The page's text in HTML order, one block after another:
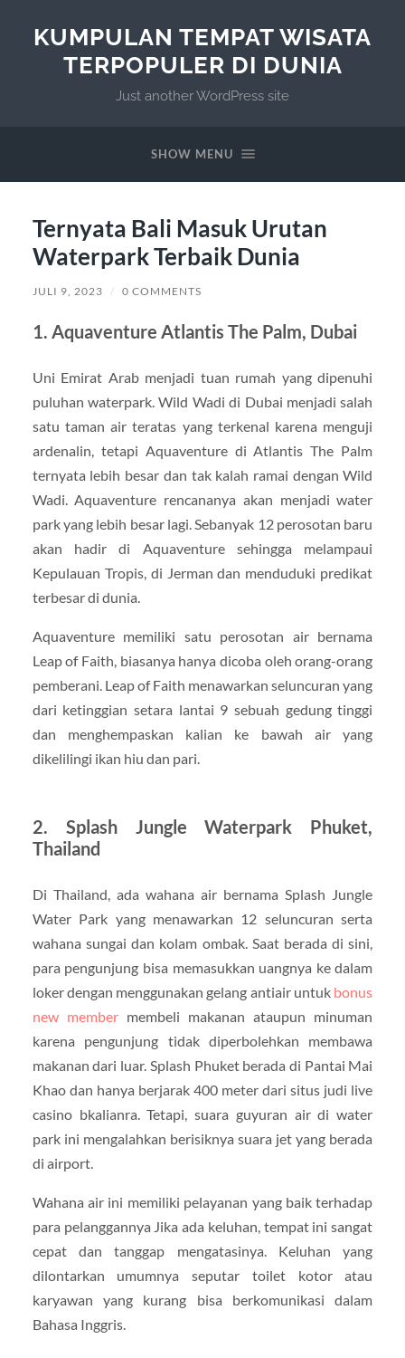
KUMPULAN TEMPAT WISATA
TERPOPULER DI DUNIA
Just another WordPress site
SHOW MENU
Ternyata Bali Masuk Urutan
Waterpark Terbaik Dunia
JULI 9, 2023 / 0 COMMENTS
1. Aquaventure Atlantis The Palm, Dubai
Uni Emirat Arab menjadi tuan rumah yang dipenuhi
puluhan waterpark. Wild Wadi di Dubai menjadi salah
satu taman air teratas yang terkenal karena menguji
ardenalin, tetapi Aquaventure di Atlantis The Palm
ternyata lebih besar dan tak kalah ramai dengan Wild
Wadi. Aquaventure rencananya akan menjadi water
park yang lebih besar lagi. Sebanyak 12 perosotan baru
akan hadir di Aquaventure sehingga melampaui
Kepulauan Tropis, di Jerman dan menduduki predikat
terbesar di dunia.
Aquaventure memiliki satu perosotan air bernama
Leap of Faith, biasanya hanya dicoba oleh orang-orang
pemberani. Leap of Faith menawarkan seluncuran yang
dari ketinggian setara lantai 9 sebuah gedung tinggi
dan menghempaskan kalian ke bawah air yang
dikelilingi ikan hiu dan pari.
2. Splash Jungle Waterpark Phuket,
Thailand
Di Thailand, ada wahana air bernama Splash Jungle
Water Park yang menawarkan 12 seluncuran serta
wahana sungai dan kolam ombak. Saat berada di sini,
para pengunjung bisa memasukkan uangnya ke dalam
loker dengan menggunakan gelang antiair untuk bonus
new membermembeli makanan ataupun minuman
karena pengunjung tidak diperbolehkan membawa
makanan dari luar. Splash Phuket berada di Pantai Mai
Khao dan hanya berjarak 400 meter dari situs judi live
casino bkalianra. Tetapi, suara guyuran air di water
park ini mengalahkan berisiknya suara jet yang berada
di airport.
Wahana air ini memiliki pelayanan yang baik terhadap
para pelanggannya Jika ada keluhan, tempat ini sangat
cepat dan tanggap mengatasinya. Keluhan yang
dilontarkan umumnya seputar toilet kotor atau
karyawan yang kurang bisa berkomunikasi dalam
Bahasa Inggris.